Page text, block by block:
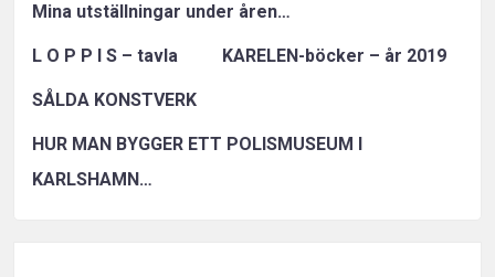
Mina utställningar under åren…
L O P P I S – tavla KARELEN-böcker – år 2019
SÅLDA KONSTVERK
HUR MAN BYGGER ETT POLISMUSEUM I
KARLSHAMN…